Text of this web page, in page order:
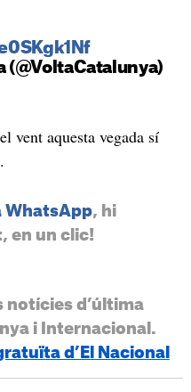
(@VoltaCatalunya)
vent aquesta vegada sí
WhatsApp, hi
en un clic!
notícies d’última
i Internacional.
d’El Nacional